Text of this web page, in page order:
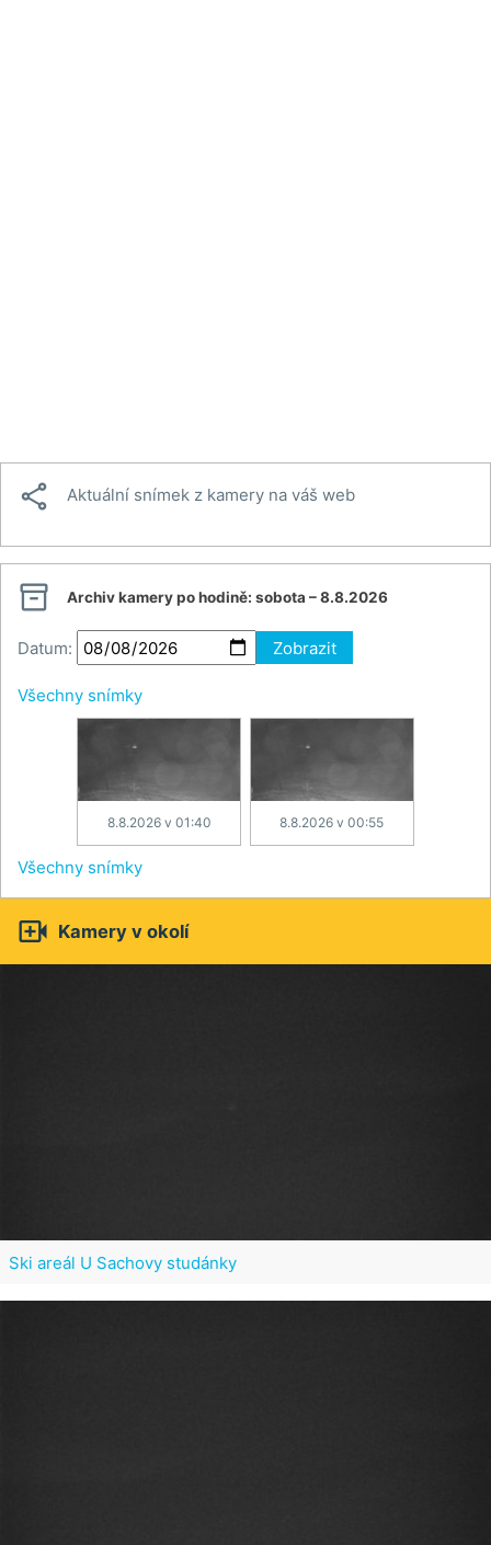
 Aktuální snímek z kamery na váš web
 Archiv kamery po hodině: sobota – 8.8.2026
Datum: Zobrazit
Všechny snímky
8.8.2026 v 01:40 8.8.2026 v 00:55
Všechny snímky
 Kamery v okolí
Ski areál U Sachovy studánky